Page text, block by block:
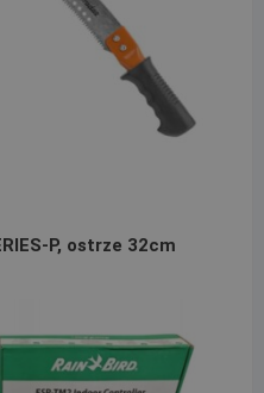
P, ostrze 32cm